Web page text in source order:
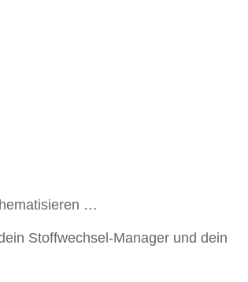
…
Stoffwechsel-Manager und dein